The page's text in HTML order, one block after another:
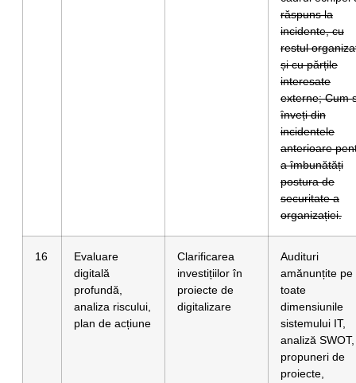
răspuns la
incidente, cu
restul
și cu părțile
interesate
externe; Cum
înveți din
incidentele
anterioare
a îmbunătăți
postura de
securitate a
organizației.
16
Evaluare
digitală
profundă,
analiza riscului,
plan de acțiune
Clarificarea
investițiilor în
proiecte de
digitalizare
Audituri
amănunțite pe
toate
dimensiunile
sistemului IT,
analiză SWOT,
propuneri de
proiecte,